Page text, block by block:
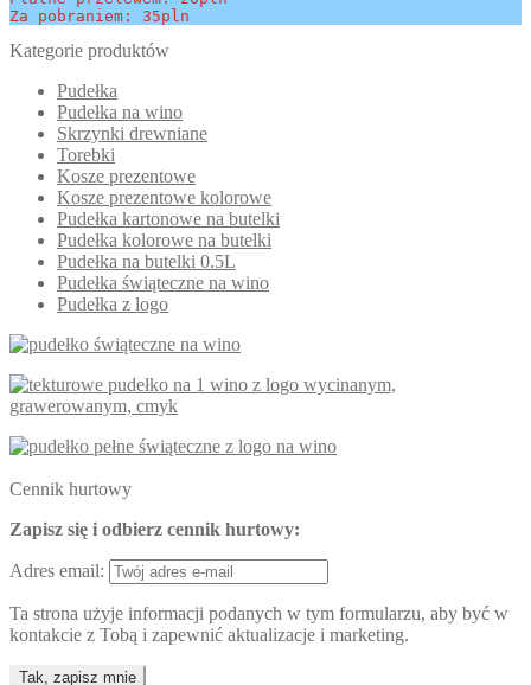
Za pobraniem: 35pln
Kategorie produktów
Pudełka
Pudełka na wino
Skrzynki drewniane
Torebki
Kosze prezentowe
Kosze prezentowe kolorowe
Pudełka kartonowe na butelki
Pudełka kolorowe na butelki
Pudełka na butelki 0.5L
Pudełka świąteczne na wino
Pudełka z logo
Cennik hurtowy
Zapisz się i odbierz cennik hurtowy:
Adres email:
Ta strona użyje informacji podanych w tym formularzu, aby być w
kontakcie z Tobą i zapewnić aktualizacje i marketing.